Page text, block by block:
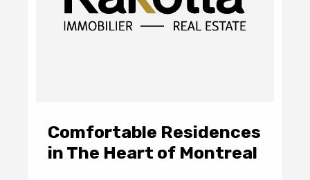
Comfortable Residences
in The Heart of Montreal